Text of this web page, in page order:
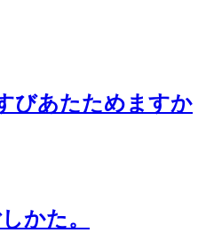
びあたためますか
かた。